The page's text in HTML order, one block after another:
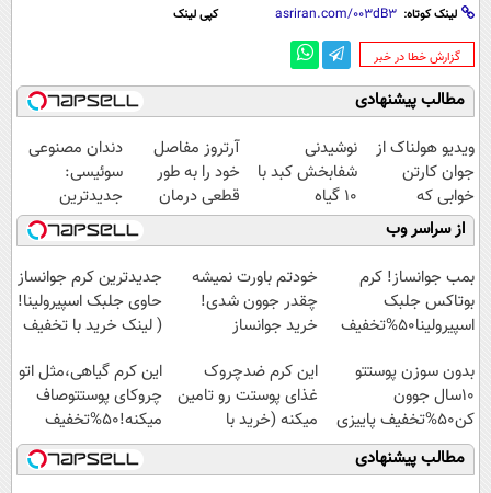
لینک کوتاه: کپی لینک
‌گزارش خطا در خبر
مطالب پیشنهادی
ویدیو هولناک از
جوان کارتن
خوابی که
میلیاردر شد.
آموزش رایگان
نوشیدنی
شفابخش کبد با
10 گیاه
موثر(تخفیف تا
امشب)
آرتروز مفاصل
خود را به طور
قطعی درمان
کنید!
◗پرسش‌نامه◖
دندان مصنوعی
سوئیسی:
جدیدترین
فناوری اروپا،
سبک و مقاوم |
پرداخت قسطی
از سراسر وب
بمب جوانساز! کرم
بوتاکس جلبک
اسپیرولینا50%تخفیف
خودتم باورت نمیشه
چقدر جوون شدی!
خرید جوانساز
ویژه
جدیدترین کرم جوانساز
حاوی جلبک اسپیرولینا!
( لینک خرید با تخفیف
بدون سوزن پوستتو
10سال جوون
کن50%تخفیف پاییزی
این کرم ضدچروک
غذای پوستت رو تامین
میکنه (خرید با
40%تخفیف)
این کرم گیاهی،مثل اتو
چروکای پوستتوصاف
میکنه!50%تخفیف
مطالب پیشنهادی